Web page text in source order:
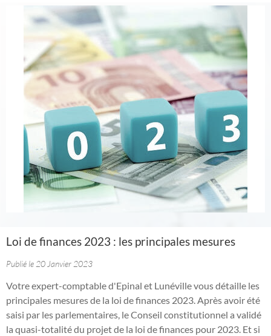
Loi de finances 2023 : les principales mesures
Publié le 20 Janvier 2023
Votre expert-comptable d'Epinal et Lunéville vous détaille les
principales mesures de la loi de finances 2023. Après avoir été
saisi par les parlementaires, le Conseil constitutionnel a validé
la quasi-totalité du projet de la loi de finances pour 2023. Et si